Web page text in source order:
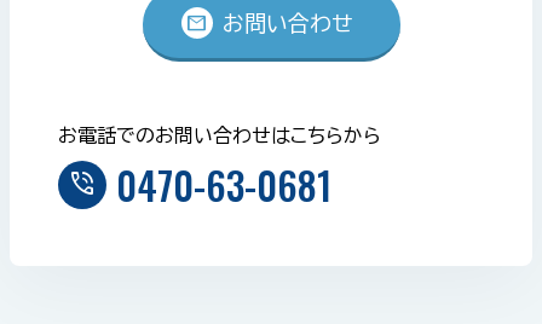
mail お問い合わせ
お電話でのお問い合わせはこちらから
phone_in_talk 0470-63-0681